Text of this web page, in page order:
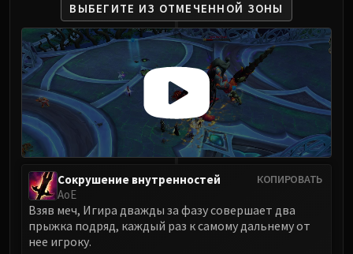
Recommended Websites
ВЫБЕГИТЕ ИЗ ОТМЕЧЕННОЙ ЗОНЫ
КОПИРОВАТЬ
Сокрушение внутренностей
АоЕ
Взяв меч, Игира дважды за фазу совершает два
прыжка подряд, каждый раз к самому дальнему от
нее игроку.